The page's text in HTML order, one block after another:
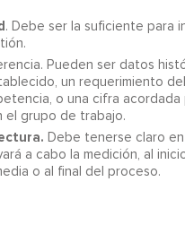
. Debe ser la suficiente para
Pueden ser datos
un requerimiento
o una cifra acordada
el grupo de trabajo.
Debe tenerse claro
a cabo la medición, al
o al final del proceso.